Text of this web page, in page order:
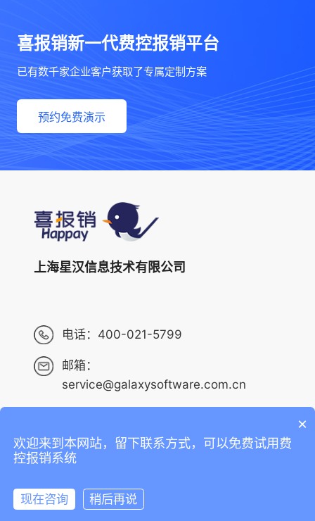
喜报销新一代费控报销平台
已有数千家企业客户获取了专属定制方案
预约免费演示
上海星汉信息技术有限公司
电话： 400-021-5799
邮箱：
service@galaxysoftware.com.cn
Copyright ©2013-2023 上海星汉信息技术有限公司 版权
沪ICP备14001765号-6
沪公网安备 31010402010073号
×
欢迎来到本网站，留下联系方式，可以免费试用费
控报销系统
现在咨询
稍后再说
在线咨询